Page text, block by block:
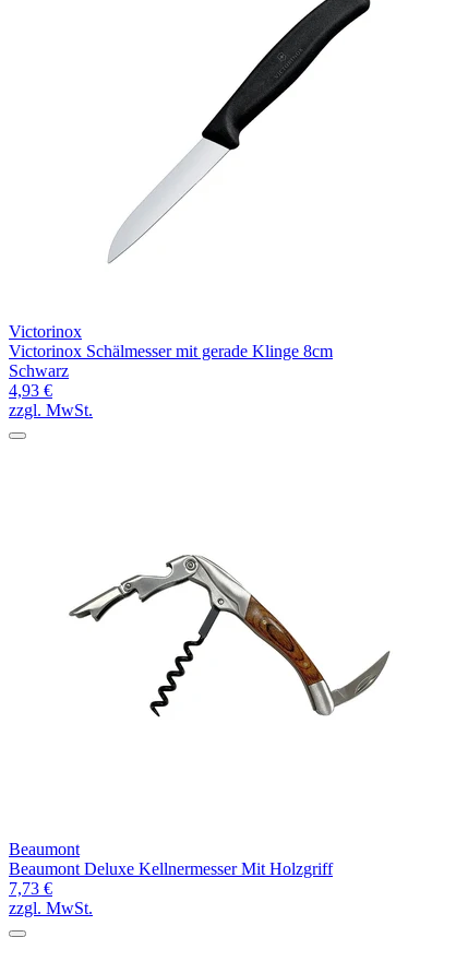
Victorinox
Victorinox Schälmesser mit gerade Klinge 8cm
Schwarz
4,93 €
zzgl. MwSt.
Beaumont
Beaumont Deluxe Kellnermesser Mit Holzgriff
7,73 €
zzgl. MwSt.